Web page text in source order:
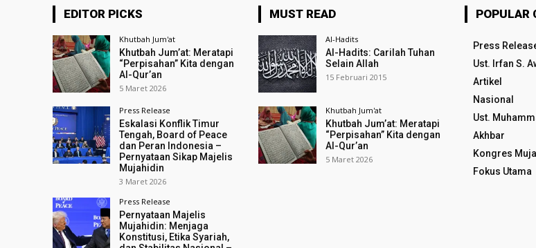
EDITOR PICKS
Khutbah Jum'at
Khutbah Jum’at: Meratapi
“Perpisahan” Kita dengan
Al-Qur’an
5 Maret 2026
Press Release
Eskalasi Konflik Timur
Tengah, Board of Peace
dan Peran Indonesia –
Pernyataan Sikap Majelis
Mujahidin
3 Maret 2026
Press Release
Pernyataan Majelis
Mujahidin: Menjaga
Konstitusi, Etika Syariah,
MUST READ
Al-Hadits
Al-Hadits: Carilah Tuhan
Selain Allah
15 Februari 2015
Khutbah Jum'at
Khutbah Jum’at: Meratapi
“Perpisahan” Kita dengan
Al-Qur’an
5 Maret 2026
POPULAR
Press
Ust. Irfan S.
Artikel
Nasional
Ust.
Akhbar
Kongres
Fokus Utama